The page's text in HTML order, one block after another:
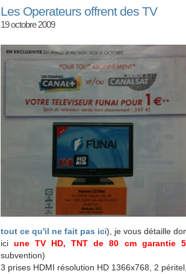
Les Operateurs offrent des TV
19 octobre 2009
tout ce qu'il ne fait pas ici), je vous détaille
iciune TV HD, TNT de 80 cm garantie
subvention)
3 prises HDMI résolution HD 1366x768, 2